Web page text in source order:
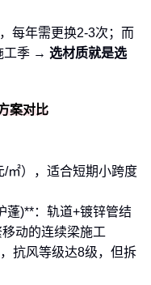
每年需更换2-3次；而
工季 → 选材质就是选
案对比
/㎡），适合短期小跨度
蓬)**：轨道+镀锌管结
动的连续梁施工
抗风等级达8级，但拆